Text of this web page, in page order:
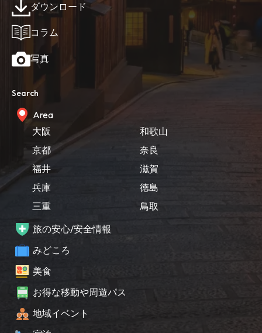
ダウンロード
コラム
写真
Search
Area
大阪
京都
福井
兵庫
三重
和歌山
奈良
滋賀
徳島
鳥取
旅の安心/安全情報
みどころ
美食
お得な移動や周遊パス
地域イベント